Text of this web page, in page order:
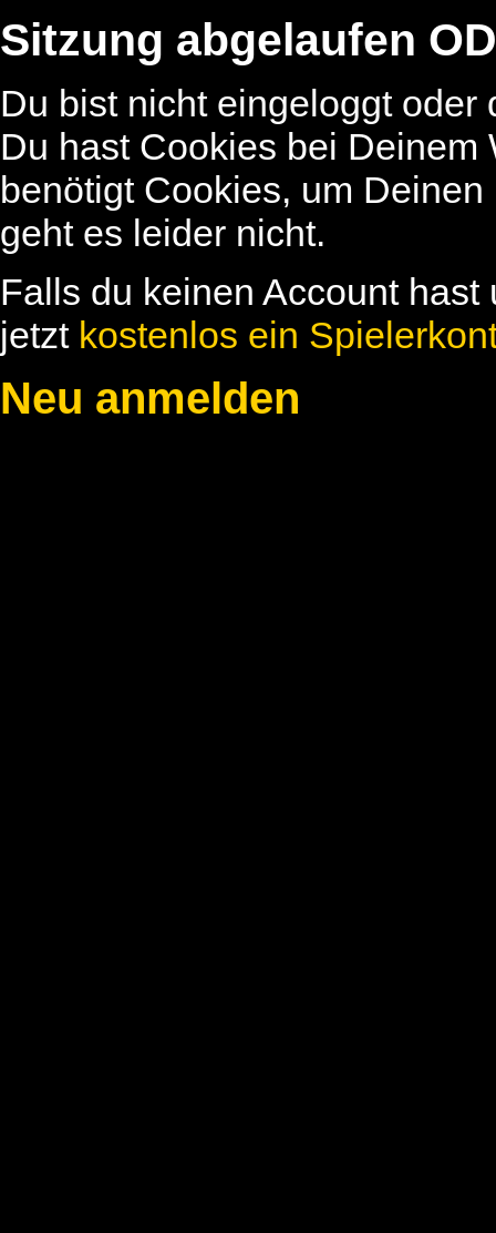
Sitzung abgelaufen
Du bist nicht eingeloggt
Du hast Cookies bei
benötigt Cookies, um
geht es leider nicht.
Falls du keinen Account
jetzt kostenlos ein
Neu anmelden